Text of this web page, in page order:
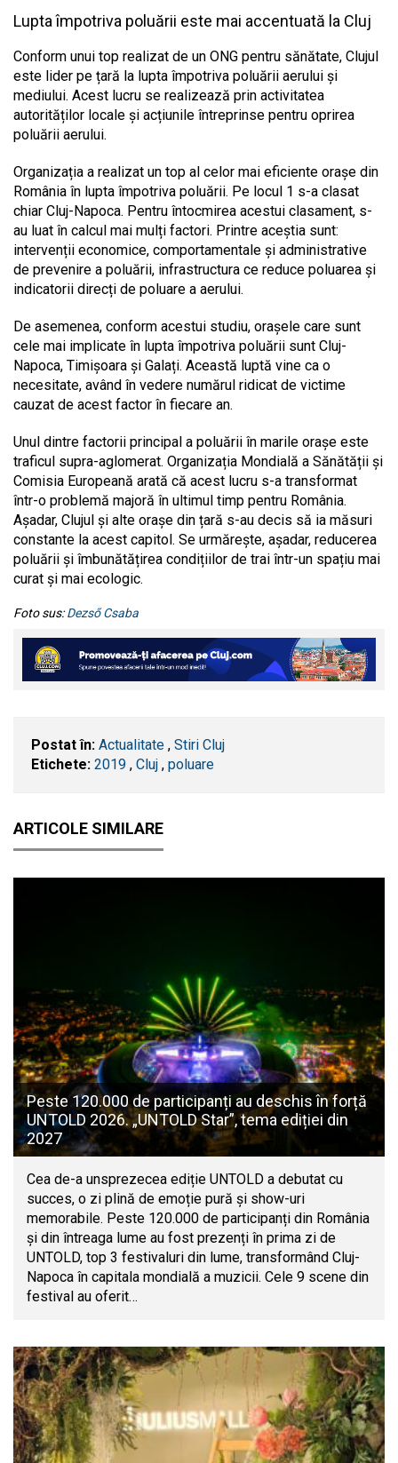
Lupta împotriva poluării este mai accentuată la Cluj
Conform unui top realizat de un ONG pentru sănătate, Clujul
este lider pe țară la lupta împotriva poluării aerului și
mediului. Acest lucru se realizează prin activitatea
autorităților locale și acțiunile întreprinse pentru oprirea
poluării aerului.
Organizația a realizat un top al celor mai eficiente orașe din
România în lupta împotriva poluării. Pe locul 1 s-a clasat
chiar Cluj-Napoca. Pentru întocmirea acestui clasament, s-
au luat în calcul mai mulți factori. Printre aceștia sunt:
intervenții economice, comportamentale și administrative
de prevenire a poluării, infrastructura ce reduce poluarea și
indicatorii direcți de poluare a aerului.
De asemenea, conform acestui studiu, orașele care sunt
cele mai implicate în lupta împotriva poluării sunt Cluj-
Napoca, Timișoara și Galați. Această luptă vine ca o
necesitate, având în vedere numărul ridicat de victime
cauzat de acest factor în fiecare an.
Unul dintre factorii principal a poluării în marile orașe este
traficul supra-aglomerat. Organizația Mondială a Sănătății și
Comisia Europeană arată că acest lucru s-a transformat
într-o problemă majoră în ultimul timp pentru România.
Așadar, Clujul și alte orașe din țară s-au decis să ia măsuri
constante la acest capitol. Se urmărește, așadar, reducerea
poluării și îmbunătățirea condițiilor de trai într-un spațiu mai
curat și mai ecologic.
Foto sus:Dezső Csaba
Postat în: Actualitate , Stiri Cluj
Etichete: 2019 , ​Cluj , poluare
ARTICOLE SIMILARE
Peste 120.000 de participanți au deschis în forță
UNTOLD 2026. „UNTOLD Star”, tema ediției din
2027
Cea de-a unsprezecea ediție UNTOLD a debutat cu
succes, o zi plină de emoție pură și show-uri
memorabile. Peste 120.000 de participanți din România
și din întreaga lume au fost prezenți în prima zi de
UNTOLD, top 3 festivaluri din lume, transformând Cluj-
Napoca în capitala mondială a muzicii. Cele 9 scene din
festival au oferit…